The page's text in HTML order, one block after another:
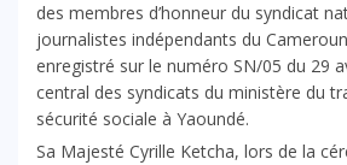
des membres d’honneur du syndicat
journalistes indépendants du
enregistré sur le numéro SN/05 du 29
central des syndicats du ministère du
sécurité sociale à Yaoundé.
Sa Majesté Cyrille Ketcha, lors de la